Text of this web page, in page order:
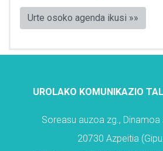
Urte osoko agenda ikusi »»
UROLAKO KOMUNIKAZIO
Soreasu auzoa zg.,
20730 Azpeitia